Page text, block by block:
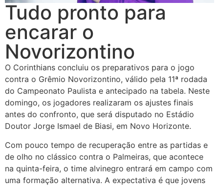
Tudo pronto para
encarar o
Novorizontino
O Corinthians concluiu os preparativos para o jogo
contra o Grêmio Novorizontino, válido pela 11ª rodada
do Campeonato Paulista e antecipado na tabela. Neste
domingo, os jogadores realizaram os ajustes finais
antes do confronto, que será disputado no Estádio
Doutor Jorge Ismael de Biasi, em Novo Horizonte.
Com pouco tempo de recuperação entre as partidas e
de olho no clássico contra o Palmeiras, que acontece
na quinta-feira, o time alvinegro entrará em campo com
uma formação alternativa. A expectativa é que jovens